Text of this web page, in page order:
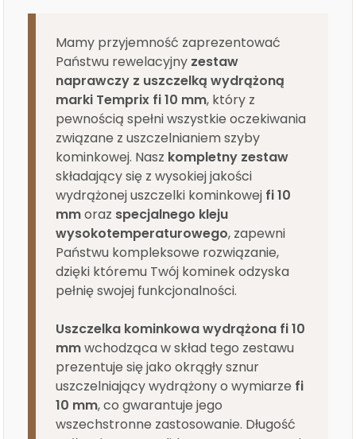
Mamy przyjemność zaprezentować
Państwu rewelacyjny zestaw
naprawczy z uszczelką wydrążoną
marki Temprix fi 10 mm, który z
pewnością spełni wszystkie oczekiwania
związane z uszczelnianiem szyby
kominkowej. Nasz kompletny zestaw
składający się z wysokiej jakości
wydrążonej uszczelki kominkowej fi 10
mmoraz specjalnego kleju
wysokotemperaturowego, zapewni
Państwu kompleksowe rozwiązanie,
dzięki któremu Twój kominek odzyska
pełnię swojej funkcjonalności.
Uszczelka kominkowa wydrążona fi 10
mmwchodząca w skład tego zestawu
prezentuje się jako okrągły sznur
uszczelniający wydrążony o wymiarze fi
10 mm, co gwarantuje jego
wszechstronne zastosowanie. Długość